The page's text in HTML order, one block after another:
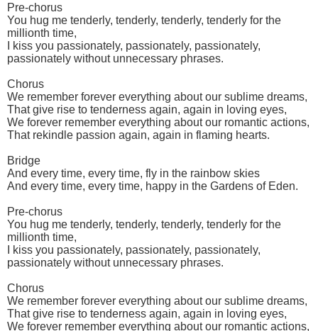
Pre-chorus
You hug me tenderly, tenderly, tenderly, tenderly for the
millionth time,
I kiss you passionately, passionately, passionately,
passionately without unnecessary phrases.
Chorus
We remember forever everything about our sublime dreams,
That give rise to tenderness again, again in loving eyes,
We forever remember everything about our romantic actions,
That rekindle passion again, again in flaming hearts.
Bridge
And every time, every time, fly in the rainbow skies
And every time, every time, happy in the Gardens of Eden.
Pre-chorus
You hug me tenderly, tenderly, tenderly, tenderly for the
millionth time,
I kiss you passionately, passionately, passionately,
passionately without unnecessary phrases.
Chorus
We remember forever everything about our sublime dreams,
That give rise to tenderness again, again in loving eyes,
We forever remember everything about our romantic actions,